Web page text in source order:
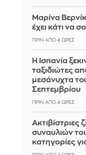
Μαρίνα
έχει κάτι να
ΠΡΙΝ ΑΠΌ 4 ΏΡΕΣ
Η Ισπανία
ταξιδιώτες
μεσάνυχτα
Σεπτεμβρίου
ΠΡΙΝ ΑΠΌ 4 ΏΡΕΣ
συναυλιών
κατηγορίες